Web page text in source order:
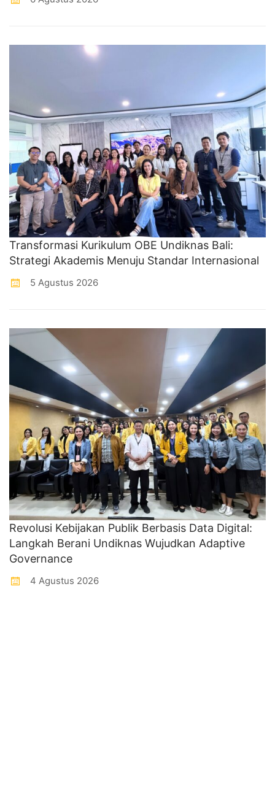
Transformasi Kurikulum OBE Undiknas Bali:
Strategi Akademis Menuju Standar Internasional
5 Agustus 2026
Revolusi Kebijakan Publik Berbasis Data Digital:
Langkah Berani Undiknas Wujudkan Adaptive
Governance
4 Agustus 2026